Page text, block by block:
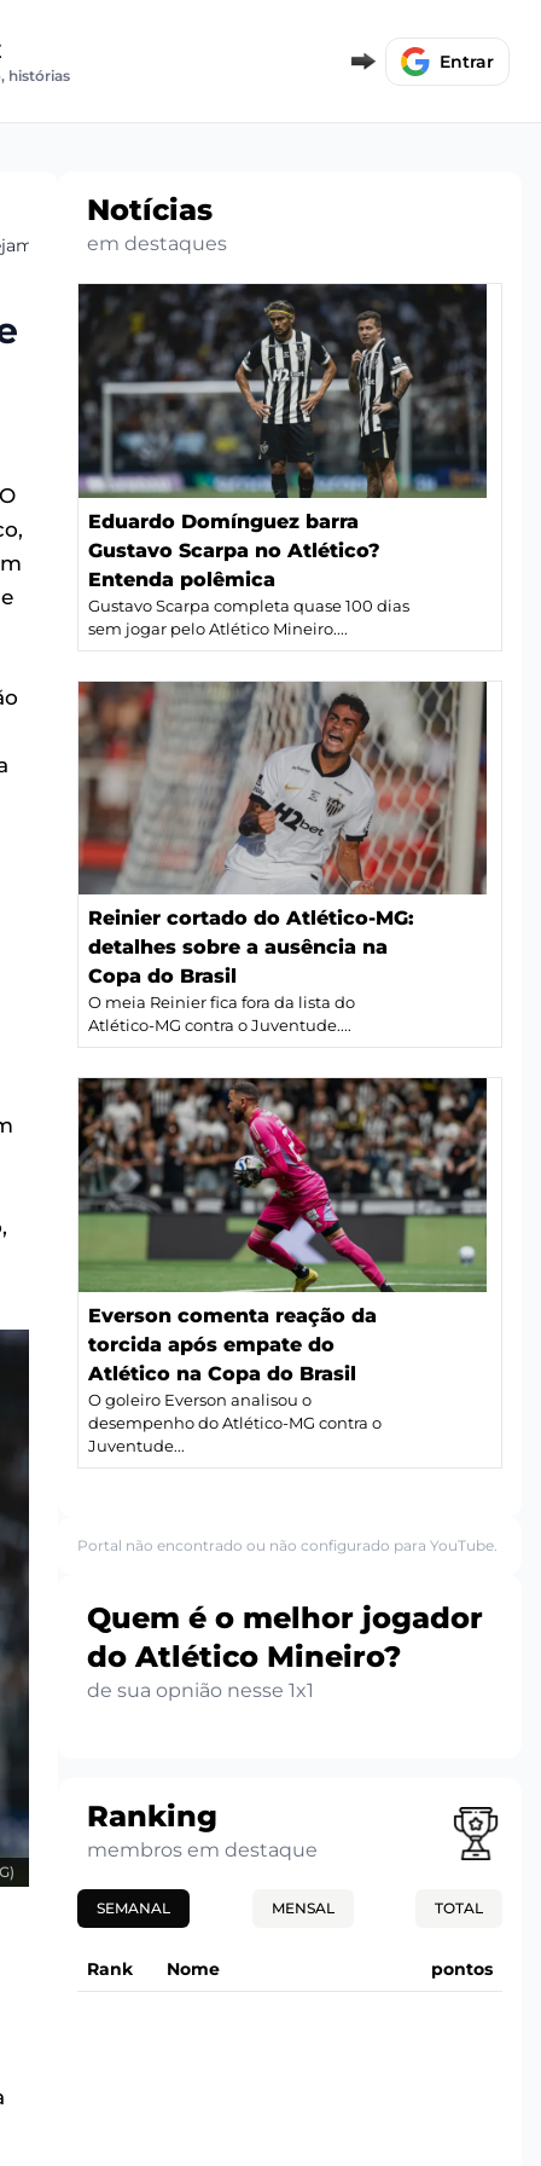
histórias
Entrar
Notícias
em destaques
Eduardo Domínguez barra
Gustavo Scarpa no Atlético?
Entenda polêmica
Gustavo Scarpa completa quase 100 dias
sem jogar pelo Atlético Mineiro....
Reinier cortado do Atlético-MG:
detalhes sobre a ausência na
Copa do Brasil
O meia Reinier fica fora da lista do
Atlético-MG contra o Juventude....
Everson comenta reação da
torcida após empate do
Atlético na Copa do Brasil
O goleiro Everson analisou o
desempenho do Atlético-MG contra o
Juventude...
Portal não encontrado ou não configurado para YouTube.
Quem é o melhor jogador
do Atlético Mineiro?
de sua opnião nesse 1x1
Ranking
membros em destaque
SEMANAL MENSAL TOTAL
Rank Nome pontos